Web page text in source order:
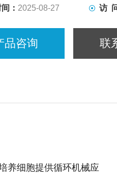
： 2025-08-27 访
品咨询 联
养细胞提供循环机械应